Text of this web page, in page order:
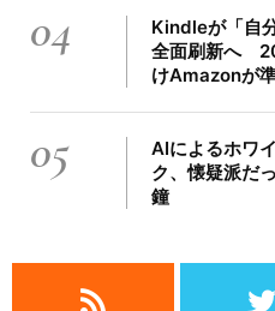
04
Kindleが「自
全面刷新へ
けAmazonが
05
AIによるホワ
ク、懐疑派だ
鐘